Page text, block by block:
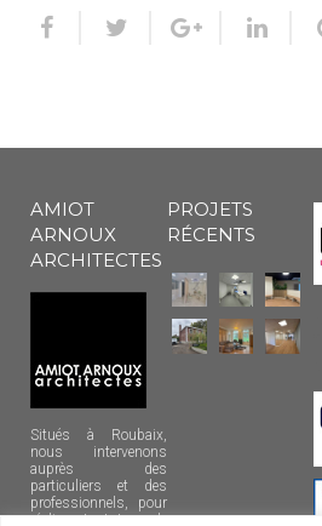
AMIOT
ARNOUX
ARCHITECTES
Situés à Roubaix,
nous intervenons
auprès des
particuliers et des
professionnels, pour
réaliser tout type de
PROJETS
RÉCENTS